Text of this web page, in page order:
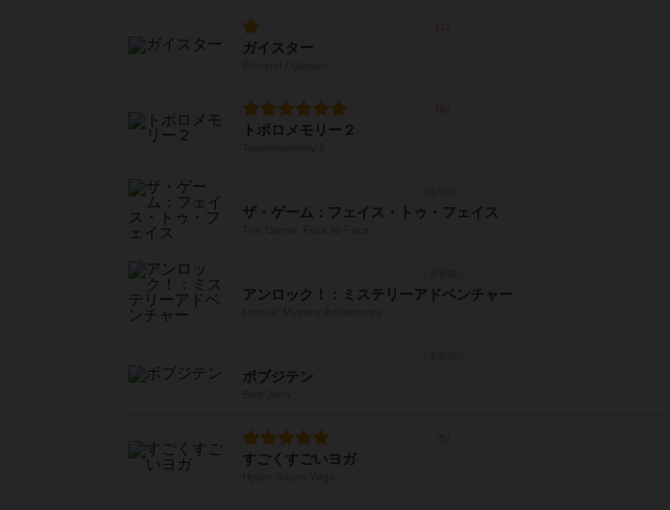
ガイスター
トポロメモリー２
ザ・ゲーム：フェイス・トゥ・フェイス
アンロック！：ミステリーアドベンチャー
ボブジテン
すごくすごいヨガ